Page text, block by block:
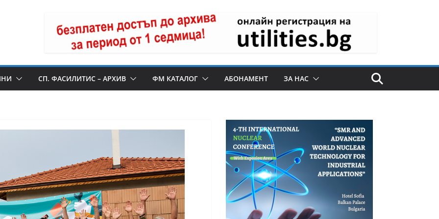
СП. ФАСИЛИТИС – АРХИВ ФМ КАТАЛОГ АБОНАМЕНТ ЗА НАС